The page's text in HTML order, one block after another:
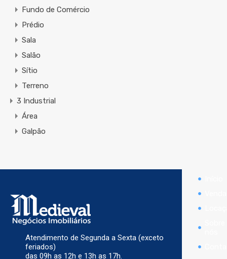
Fundo de Comércio
Prédio
Sala
Salão
Sítio
Terreno
3 Industrial
Área
Galpão
Atendimento de Segunda a Sexta (exceto
feriados)
das 09h as 12h e 13h as 17h.